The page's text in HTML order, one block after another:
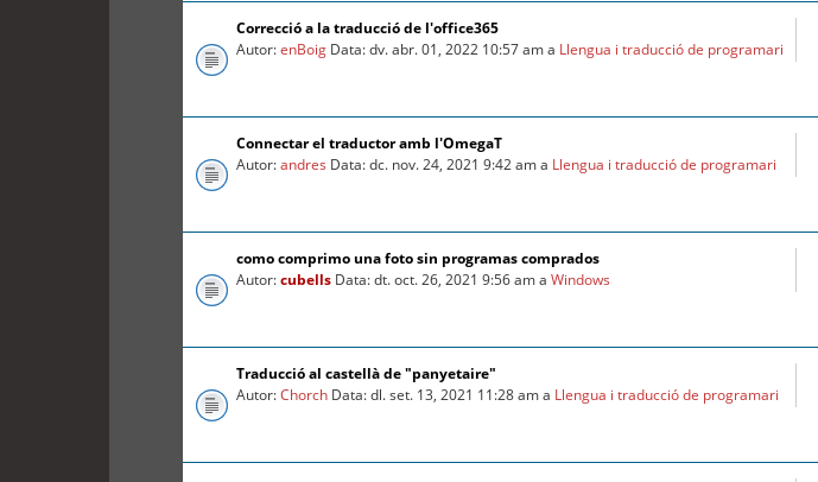
Correcció a la traducció de l'office365
Autor:enBoig Data: dv. abr. 01, 2022 10:57 am a Llengua i traducció de programari
Connectar el traductor amb l'OmegaT
Autor:andres Data: dc. nov. 24, 2021 9:42 am a Llengua i traducció de programari
como comprimo una foto sin programas comprados
Autor:cubells Data: dt. oct. 26, 2021 9:56 am aWindows
Traducció al castellà de "panyetaire"
Autor:Chorch Data: dl. set. 13, 2021 11:28 am a Llengua i traducció de programari